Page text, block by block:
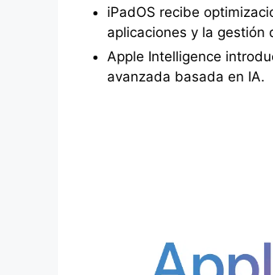
iPadOS recibe
aplicaciones y la gestión
Apple Intelligence
avanzada basada en IA.